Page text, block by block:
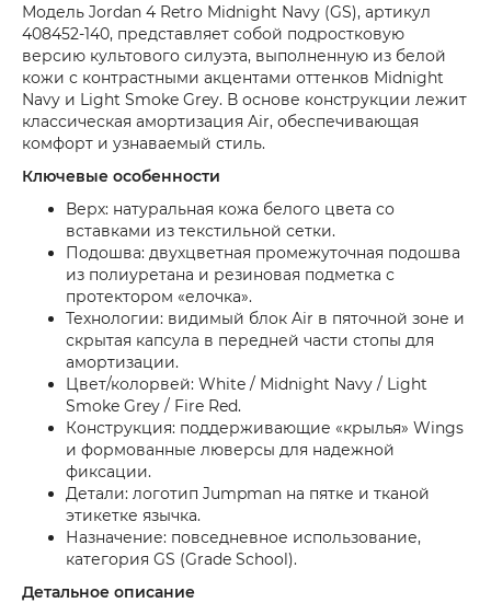
Модель Jordan 4 Retro Midnight Navy (GS), артикул
408452-140, представляет собой подростковую
версию культового силуэта, выполненную из белой
кожи с контрастными акцентами оттенков Midnight
Navy и Light Smoke Grey. В основе конструкции лежит
классическая амортизация Air, обеспечивающая
комфорт и узнаваемый стиль.
Ключевые особенности
Верх: натуральная кожа белого цвета со
вставками из текстильной сетки.
Подошва: двухцветная промежуточная подошва
из полиуретана и резиновая подметка с
протектором «елочка».
Технологии: видимый блок Air в пяточной зоне и
скрытая капсула в передней части стопы для
амортизации.
Цвет/колорвей: White / Midnight Navy / Light
Smoke Grey / Fire Red.
Конструкция: поддерживающие «крылья» Wings
и формованные люверсы для надежной
фиксации.
Детали: логотип Jumpman на пятке и тканой
этикетке язычка.
Назначение: повседневное использование,
категория GS (Grade School).
Детальное описание